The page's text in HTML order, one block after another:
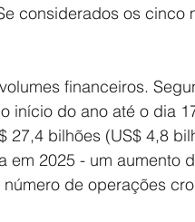
considerados os cinco
financeiros.
início do ano até o dia
27,4 bilhões (US$ 4,8
em 2025 - um aumento
de operações